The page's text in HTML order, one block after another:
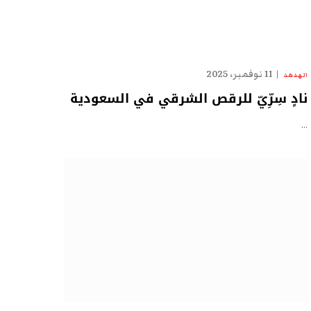
الهدهد 11 نوفمبر، 2025
نادٍ سِرِّيّ للرقص الشرقي في السعودية
…